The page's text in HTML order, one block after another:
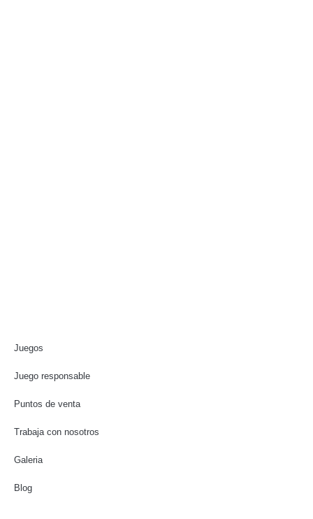
Juegos
Juego responsable
Puntos de venta
Trabaja con nosotros
Galeria
Blog